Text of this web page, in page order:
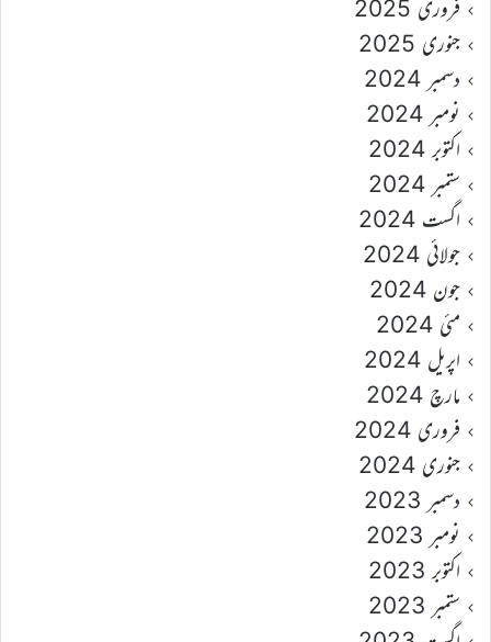
فروری 2025
جنوری 2025
دسمبر 2024
نومبر 2024
اکتوبر 2024
ستمبر 2024
اگست 2024
جولائی 2024
جون 2024
مئی 2024
اپریل 2024
مارچ 2024
فروری 2024
جنوری 2024
دسمبر 2023
نومبر 2023
اکتوبر 2023
ستمبر 2023